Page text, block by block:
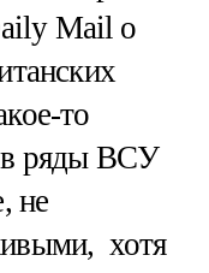
Mail о
то
в ряды ВСУ
не
хотя